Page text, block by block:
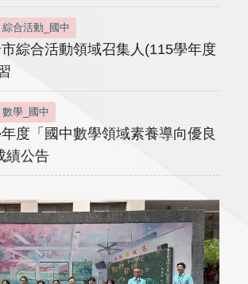
綜合活動_國中
綜合活動領域召集人(115學年度
數學_國中
度「國中數學領域素養導向優良
績公告